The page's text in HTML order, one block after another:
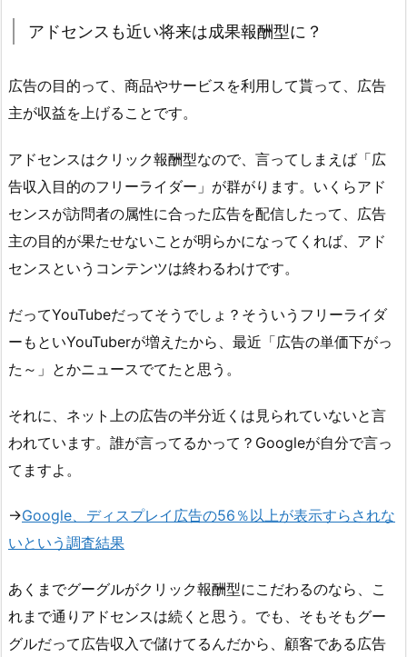
アドセンスも近い将来は成果報酬型に？
広告の目的って、商品やサービスを利用して貰って、広告
主が収益を上げることです。
アドセンスはクリック報酬型なので、言ってしまえば「広
告収入目的のフリーライダー」が群がります。いくらアド
センスが訪問者の属性に合った広告を配信したって、広告
主の目的が果たせないことが明らかになってくれば、アド
センスというコンテンツは終わるわけです。
だってYouTubeだってそうでしょ？そういうフリーライダ
ーもといYouTuberが増えたから、最近「広告の単価下がっ
た～」とかニュースでてたと思う。
それに、ネット上の広告の半分近くは見られていないと言
われています。誰が言ってるかって？Googleが自分で言っ
てますよ。
→Google、ディスプレイ広告の56％以上が表示すらされな
いという調査結果
あくまでグーグルがクリック報酬型にこだわるのなら、こ
れまで通りアドセンスは続くと思う。でも、そもそもグー
グルだって広告収入で儲けてるんだから、顧客である広告